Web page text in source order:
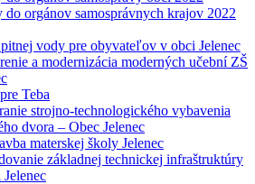
orgánov samosprávnych krajov 2022
vody pre obyvateľov v obci Jelenec
a modernizácia moderných učební ZŠ
Teba
strojno-technologického vybavenia
dvora – Obec Jelenec
materskej školy Jelenec
základnej technickej infraštruktúry